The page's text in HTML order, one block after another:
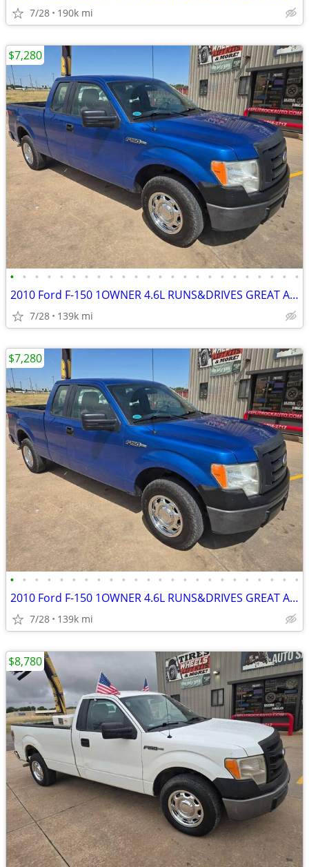
7/28 190k mi
• • • • • • • • • • • • • • • • • • • • • • • •
2010 Ford F-150 1OWNER 4.6L RUNS&DRIVES GREAT A/C COLD BEDLINER
7/28 139k mi
$7,280
• • • • • • • • • • • • • • • • • • • • • • • •
2010 Ford F-150 1OWNER 4.6L RUNS&DRIVES GREAT A/C COLD BEDLINER
7/28 139k mi
$7,280
$8,780